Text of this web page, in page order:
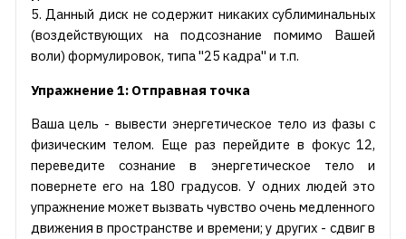
5. Данный диск не содержит никаких сублиминальных
(воздействующих на подсознание помимо Вашей
воли) формулировок, типа "25 кадра" и т.п.
Упражнение 1: Отправная точка
Ваша цель - вывести энергетическое тело из фазы с
физическим телом. Еще раз перейдите в фокус 12,
переведите сознание в энергетическое тело и
повернете его на 180 градусов. У одних людей это
упражнение может вызвать чувство очень медленного
движения в пространстве и времени; у других - сдвиг в